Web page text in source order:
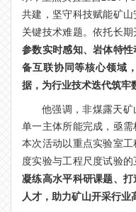
共建，坚守科技赋能矿
关键技术难题。依托长
参数实时感知、岩体特
备互联协同等核心领域
据，为行业技术迭代筑牢
他强调，非煤露天
单一主体所能完成，亟需
本次活动以重点实验室
度实验与工程尺度试验的
凝练高水平科研课题、
人才，助力矿山开采行业